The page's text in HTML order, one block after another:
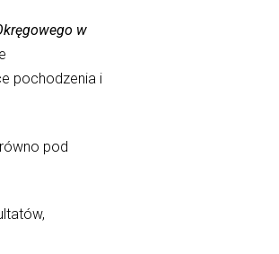
w
pochodzenia i
pod